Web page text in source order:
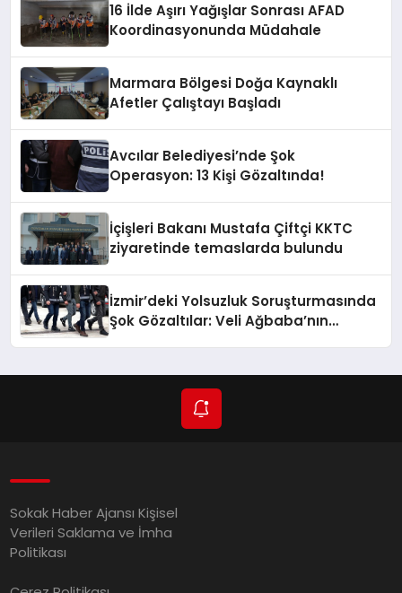
16 İlde Aşırı Yağışlar Sonrası AFAD
Koordinasyonunda Müdahale
Marmara Bölgesi Doğa Kaynaklı
Afetler Çalıştayı Başladı
Avcılar Belediyesi’nde Şok
Operasyon: 13 Kişi Gözaltında!
İçişleri Bakanı Mustafa Çiftçi KKTC
ziyaretinde temaslarda bulundu
İzmir’deki Yolsuzluk Soruşturmasında
Şok Gözaltılar: Veli Ağbaba’nın
Sokak Haber Ajansı Kişisel
Verileri Saklama ve İmha
Politikası